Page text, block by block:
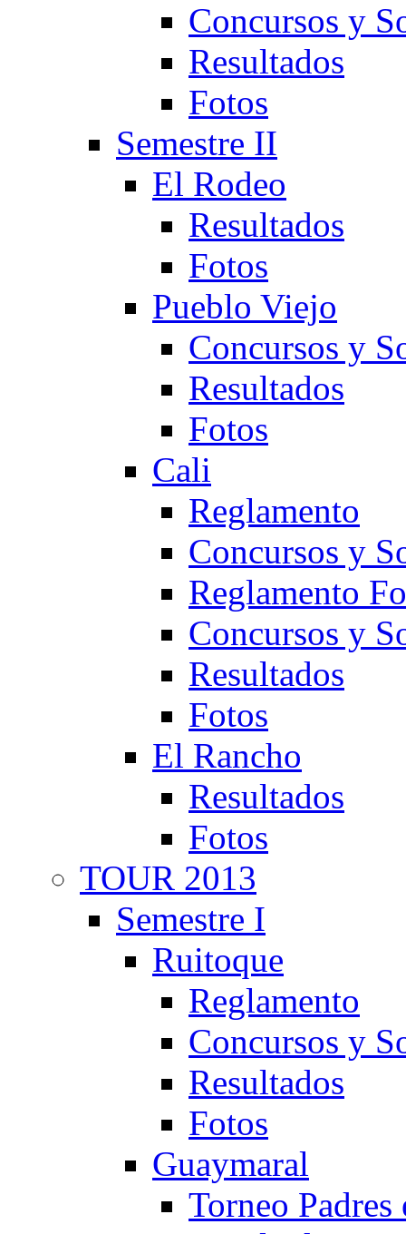
Concursos y
Resultados
Fotos
Semestre II
El Rodeo
Resultados
Fotos
Pueblo Viejo
Concursos y
Resultados
Fotos
Cali
Reglamento
Concursos y
Reglamento
Concursos y
Resultados
Fotos
El Rancho
Resultados
Fotos
TOUR 2013
Semestre I
Ruitoque
Reglamento
Concursos y
Resultados
Fotos
Guaymaral
Torneo